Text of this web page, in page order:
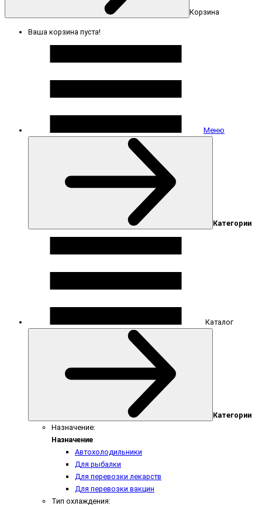
Корзина
Ваша корзина пуста!
Меню
Категории
Каталог
Категории
Назначение:
Назначение
Автохолодильники
Для рыбалки
Для перевозки лекарств
Для перевозки вакцин
Тип охлаждения: